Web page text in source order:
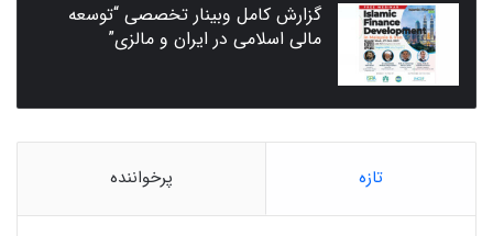
گزارش کامل وبینار تخصصی “توسعه
مالی اسلامی در ایران و مالزی”
تازه پرخواننده